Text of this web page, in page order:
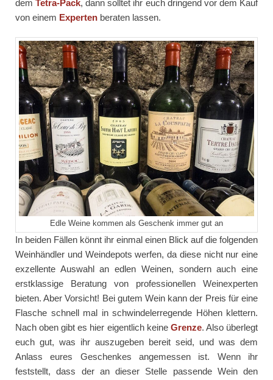
demTetra-Pack, dann solltet ihr euch dringend vor dem Kauf
von einem Experten beraten lassen.
Edle Weine kommen als Geschenk immer gut an
In beiden Fällen könnt ihr einmal einen Blick auf die folgenden
Weinhändler und Weindepots werfen, da diese nicht nur eine
exzellente Auswahl an edlen Weinen, sondern auch eine
erstklassige Beratung von professionellen Weinexperten
bieten. Aber Vorsicht! Bei gutem Wein kann der Preis für eine
Flasche schnell mal in schwindelerregende Höhen klettern.
Nach oben gibt es hier eigentlich keine Grenze. Also überlegt
euch gut, was ihr auszugeben bereit seid, und was dem
Anlass eures Geschenkes angemessen ist. Wenn ihr
feststellt, dass der an dieser Stelle passende Wein den